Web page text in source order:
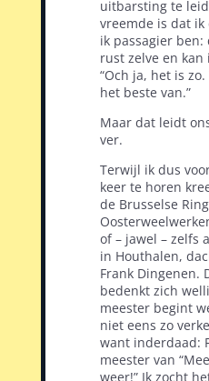
uitbarsting te
vreemde is dat
ik passagier ben:
rust zelve en kan
“Och ja, het is
het beste van.”
Maar dat leidt
ver.
Terwijl ik dus
keer te horen
de Brusselse
of – jawel – zelfs
in Houthalen,
Frank Dingenen.
bedenkt zich
meester begint
niet eens zo
want inderdaad:
meester van
weer!” Ik zocht